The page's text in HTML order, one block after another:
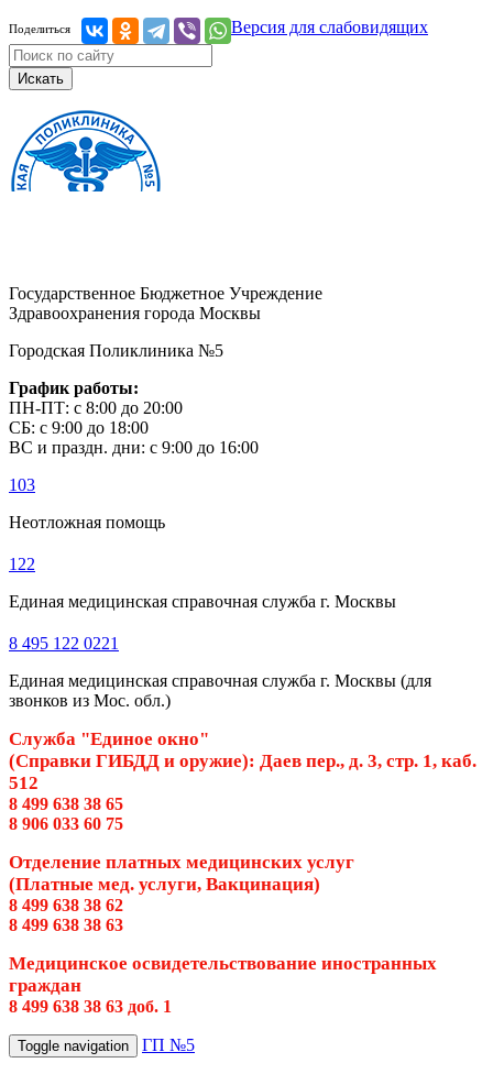
Поделиться Версия для слабовидящих
Искать
Государственное Бюджетное Учреждение
Здравоохранения города Москвы
Городская Поликлиника №5
График работы:
ПН-ПТ: с 8:00 до 20:00
СБ: с 9:00 до 18:00
ВС и праздн. дни: с 9:00 до 16:00
103
Неотложная помощь
122
Единая медицинская справочная служба г. Москвы
8 495 122 0221
Единая медицинская справочная служба г. Москвы (для
звонков из Мос. обл.)
Служба "Единое окно"
(Справки ГИБДД и оружие): Даев пер., д. 3, стр. 1, каб.
512
8 499 638 38 65
8 906 033 60 75
Отделение платных медицинских услуг
(Платные мед. услуги, Вакцинация)
8 499 638 38 62
8 499 638 38 63
Медицинское освидетельствование иностранных
граждан
8 499 638 38 63 доб. 1
Toggle navigation ГП №5